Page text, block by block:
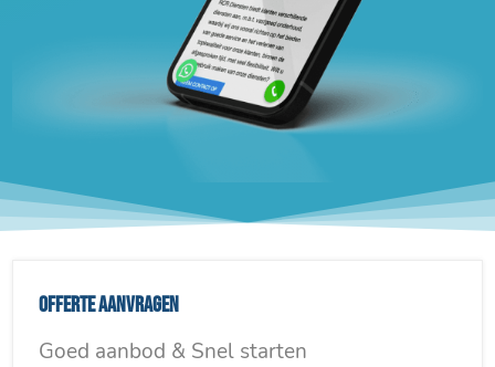
Offerte aanvragen
Goed aanbod & Snel starten